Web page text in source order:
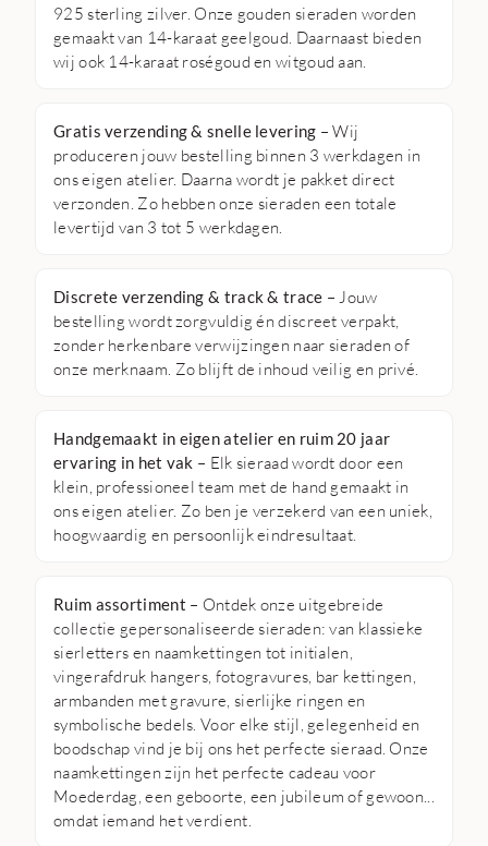
925 sterling zilver. Onze gouden sieraden worden
gemaakt van 14-karaat geelgoud. Daarnaast bieden
wij ook 14-karaat roségoud en witgoud aan.
Gratis verzending & snelle levering – Wij
produceren jouw bestelling binnen 3 werkdagen in
ons eigen atelier. Daarna wordt je pakket direct
verzonden. Zo hebben onze sieraden een totale
levertijd van 3 tot 5 werkdagen.
Discrete verzending & track & trace – Jouw
bestelling wordt zorgvuldig én discreet verpakt,
zonder herkenbare verwijzingen naar sieraden of
onze merknaam. Zo blijft de inhoud veilig en privé.
Handgemaakt in eigen atelier en ruim 20 jaar
ervaring in het vak – Elk sieraad wordt door een
klein, professioneel team met de hand gemaakt in
ons eigen atelier. Zo ben je verzekerd van een uniek,
hoogwaardig en persoonlijk eindresultaat.
Ruim assortiment – Ontdek onze uitgebreide
collectie gepersonaliseerde sieraden: van klassieke
sierletters en naamkettingen tot initialen,
vingerafdruk hangers, fotogravures, bar kettingen,
armbanden met gravure, sierlijke ringen en
symbolische bedels. Voor elke stijl, gelegenheid en
boodschap vind je bij ons het perfecte sieraad. Onze
naamkettingen zijn het perfecte cadeau voor
Moederdag, een geboorte, een jubileum of gewoon...
omdat iemand het verdient.